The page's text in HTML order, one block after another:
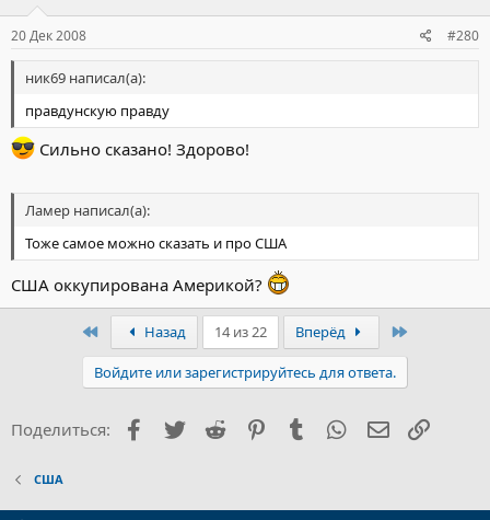
20 Дек 2008 #280
ник69 написал(а):
правдунскую правду
Сильно сказано! Здорово!
Ламер написал(а):
Тоже самое можно сказать и про США
США оккупирована Америкой?
ПервыйНазад 14 из 22 Вперёд
Войдите или зарегистрируйтесь для ответа.
Поделиться: Facebook
Twitter Reddit PinterestTumblr WhatsApp
США